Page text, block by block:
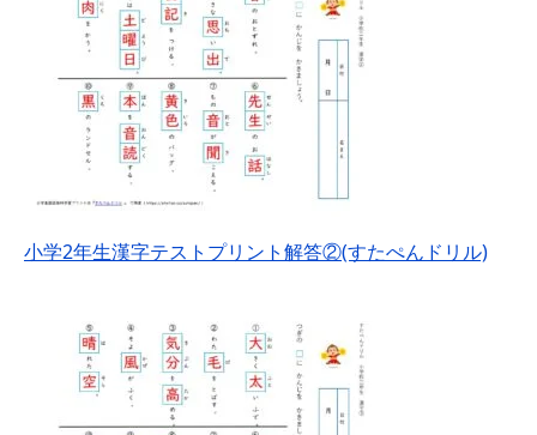
小学2年生漢字テストプリント解答②(すたぺんドリル)